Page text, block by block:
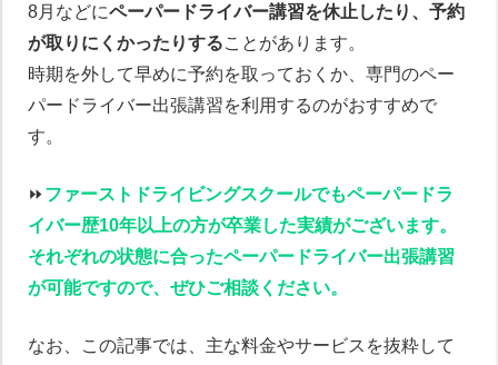
8月などにペーパードライバー講習を休止したり、予約
が取りにくかったりすることがあります。
時期を外して早めに予約を取っておくか、専門のペー
パードライバー出張講習を利用するのがおすすめで
す。
⏩️ファーストドライビングスクールでもペーパードラ
イバー歴10年以上の方が卒業した実績がございます。
それぞれの状態に合ったペーパードライバー出張講習
が可能ですので、ぜひご相談ください。
なお、この記事では、主な料金やサービスを抜粋して